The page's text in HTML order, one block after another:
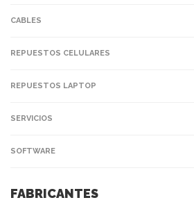
CABLES
REPUESTOS CELULARES
REPUESTOS LAPTOP
SERVICIOS
SOFTWARE
FABRICANTES